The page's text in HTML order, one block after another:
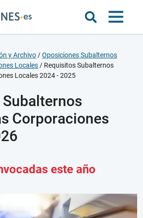
y Archivo /Oposiciones Subalternos
Locales / Requisitos Subalternos
Locales 2024 - 2025
Corporaciones
este año